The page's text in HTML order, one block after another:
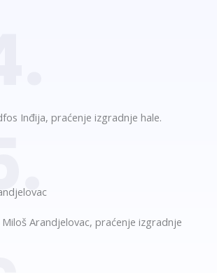
Inđija, praćenje izgradnje hale.
Arandjelovac, praćenje izgradnje